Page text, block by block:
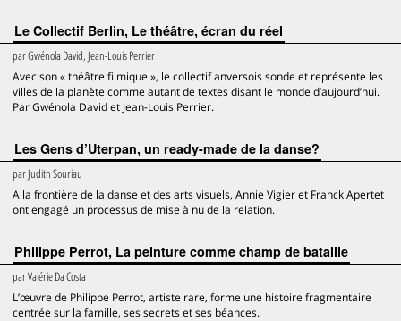
Le Collectif Berlin, Le théâtre, écran du réel
parGwénola David, Jean-Louis Perrier
Avec son « théâtre filmique », le collectif anversois sonde et représente les
villes de la planète comme autant de textes disant le monde d’aujourd’hui.
Par Gwénola David et Jean-Louis Perrier.
Les Gens d’Uterpan, un ready-made de la danse?
parJudith Souriau
A la frontière de la danse et des arts visuels, Annie Vigier et Franck Apertet
ont engagé un processus de mise à nu de la relation.
Philippe Perrot, La peinture comme champ de bataille
parValérie Da Costa
L’œuvre de Philippe Perrot, artiste rare, forme une histoire fragmentaire
centrée sur la famille, ses secrets et ses béances.